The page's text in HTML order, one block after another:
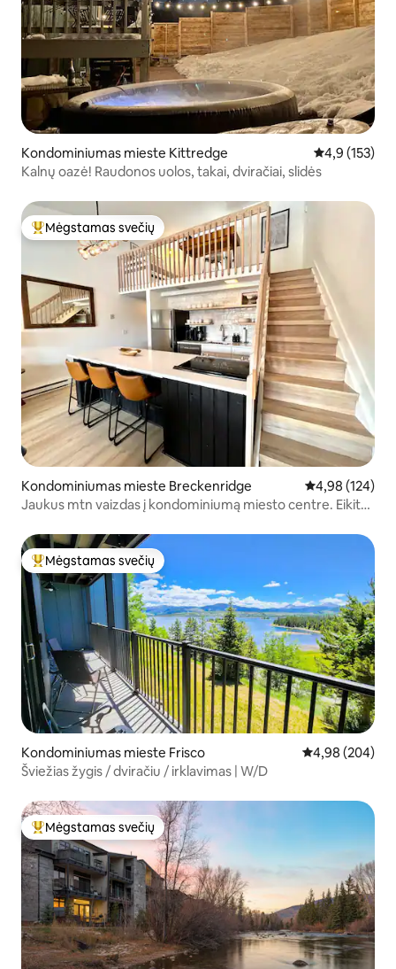
Kondominiumas mieste Kittredge Vidutinis
4,9 (153)
Kalnų oazė! Raudonos uolos, takai, dviračiai, slidės
Svečių mėgstamiausias
Mėgstamas svečių
Kondominiumas mieste Breckenridge Vidutinis
4,98 (124)
Jaukus mtn vaizdas į kondominiumą miesto centre. Eikite į
Svečių mėgstamiausias
Mėgstamas svečių
Kondominiumas mieste Frisco Vidutinis
4,98 (204)
Šviežias žygis / dviračiu / irklavimas | W/D
Svečių mėgstamiausias
Mėgstamas svečių